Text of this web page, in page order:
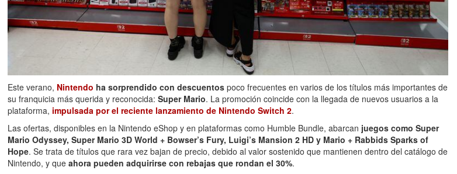
Este verano, Nintendo ha sorprendido con descuentos poco frecuentes en varios de los títulos más importantes de
su franquicia más querida y reconocida: Super Mario. La promoción coincide con la llegada de nuevos usuarios a la
plataforma, impulsada por el reciente lanzamiento de Nintendo Switch 2.
Las ofertas, disponibles en la Nintendo eShop y en plataformas como Humble Bundle, abarcan juegos como Super
Mario Odyssey, Super Mario 3D World + Bowser’s Fury, Luigi’s Mansion 2 HD y Mario + Rabbids Sparks of
Hope. Se trata de títulos que rara vez bajan de precio, debido al valor sostenido que mantienen dentro del catálogo de
Nintendo, y que ahora pueden adquirirse con rebajas que rondan el 30%.